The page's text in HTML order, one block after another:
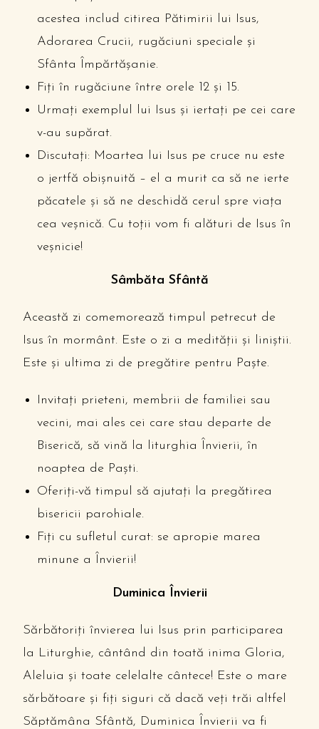
acestea includ citirea Pătimirii lui Isus,
Adorarea Crucii, rugăciuni speciale și
Sfânta Împărtășanie.
Fiți în rugăciune între orele 12 și 15.
Urmați exemplul lui Isus și iertați pe cei care
v-au supărat.
Discutați: Moartea lui Isus pe cruce nu este
o jertfă obișnuită – el a murit ca să ne ierte
păcatele și să ne deschidă cerul spre viața
cea veșnică. Cu toții vom fi alături de Isus în
veșnicie!
Sâmbăta Sfântă
Această zi comemorează timpul petrecut de
Isus în mormânt. Este o zi a medității și liniștii.
Este și ultima zi de pregătire pentru Paște.
Invitați prieteni, membrii de familiei sau
vecini, mai ales cei care stau departe de
Biserică, să vină la liturghia Învierii, în
noaptea de Paști.
Oferiți-vă timpul să ajutați la pregătirea
bisericii parohiale.
Fiți cu sufletul curat: se apropie marea
minune a Învierii!
Duminica Învierii
Sărbătoriți învierea lui Isus prin participarea
la Liturghie, cântând din toată inima Gloria,
Aleluia și toate celelalte cântece! Este o mare
sărbătoare și fiți siguri că dacă veți trăi altfel
Săptămâna Sfântă, Duminica Învierii va fi